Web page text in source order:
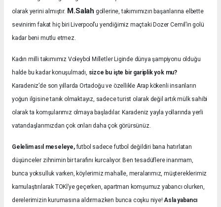
olarak yerini almıştır. M.Salah gollerine, takımımızın başarılarına elbette
sevinirim fakat hiç biri Liverpool’u yendiğimiz maçtaki Dozer Cemil’in golü
kadar beni mutlu etmez.
Kadın milli takımımız Voleybol Milletler Liginde dünya şampiyonu olduğu
halde bu kadar konuşulmadı, sizce bu işte bir gariplik yok mu?
Karadeniz’de son yıllarda Ortadoğu ve özellikle Arap kökenli insanların
yoğun ilgisine tanık olmaktayız, sadece turist olarak değil artık mülk sahibi
olarak ta komşularımız olmaya başladılar. Karadeniz yayla yollarında yerli
vatandaşlarımızdan çok onları daha çok görürsünüz.
Gelelim asıl meseleye,futbol sadece futbol değildiri bana hatırlatan
düşünceler zihnimin bir tarafını kurcalıyor. Ben tesadüflere inanmam,
bunca yoksulluk varken, köylerimiz mahalle, meralarımız, müştereklerimiz
kamulaştırılarak TOKİ’ye geçerken, apartman komşumuz yabancı olurken,
derelerimizin kurumasına aldırmazken bunca coşku niye!Asla yabancı